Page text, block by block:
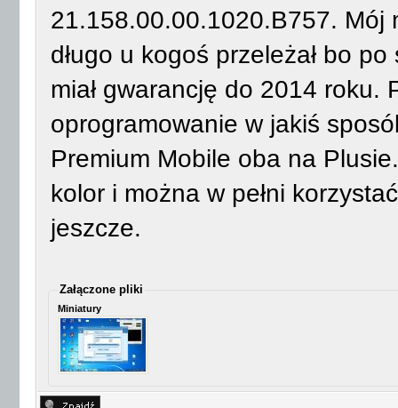
21.158.00.00.1020.B757. Mój
długo u kogoś przeleżał bo
miał gwarancję do 2014 roku.
oprogramowanie w jakiś
Premium Mobile oba na
kolor i można w pełni
jeszcze.
Załączone pliki
Miniatury